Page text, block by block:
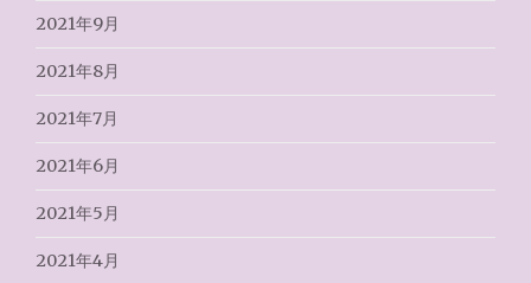
2021年9月
2021年8月
2021年7月
2021年6月
2021年5月
2021年4月